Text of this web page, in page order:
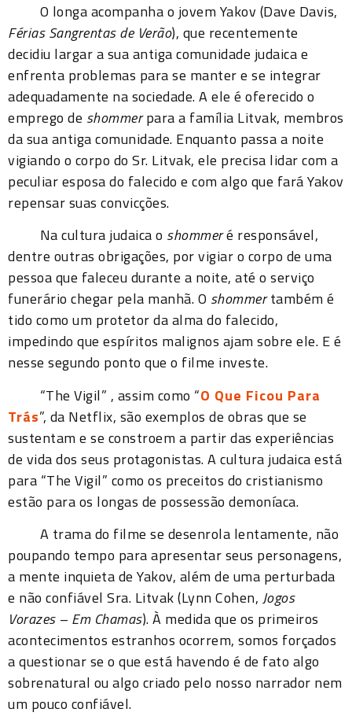
O longa acompanha o jovem Yakov (Dave Davis,
Férias Sangrentas de Verão), que recentemente
decidiu largar a sua antiga comunidade judaica e
enfrenta problemas para se manter e se integrar
adequadamente na sociedade. A ele é oferecido o
emprego de shommerpara a família Litvak, membros
da sua antiga comunidade. Enquanto passa a noite
vigiando o corpo do Sr. Litvak, ele precisa lidar com a
peculiar esposa do falecido e com algo que fará Yakov
repensar suas convicções.
Na cultura judaica o shommeré responsável,
dentre outras obrigações, por vigiar o corpo de uma
pessoa que faleceu durante a noite, até o serviço
funerário chegar pela manhã. O shommertambém é
tido como um protetor da alma do falecido,
impedindo que espíritos malignos ajam sobre ele. E é
nesse segundo ponto que o filme investe.
“The Vigil” , assim como “O Que Ficou Para
Trás”, da Netflix, são exemplos de obras que se
sustentam e se constroem a partir das experiências
de vida dos seus protagonistas. A cultura judaica está
para “The Vigil” como os preceitos do cristianismo
estão para os longas de possessão demoníaca.
A trama do filme se desenrola lentamente, não
poupando tempo para apresentar seus personagens,
a mente inquieta de Yakov, além de uma perturbada
e não confiável Sra. Litvak (Lynn Cohen, Jogos
Vorazes – Em Chamas). À medida que os primeiros
acontecimentos estranhos ocorrem, somos forçados
a questionar se o que está havendo é de fato algo
sobrenatural ou algo criado pelo nosso narrador nem
um pouco confiável.